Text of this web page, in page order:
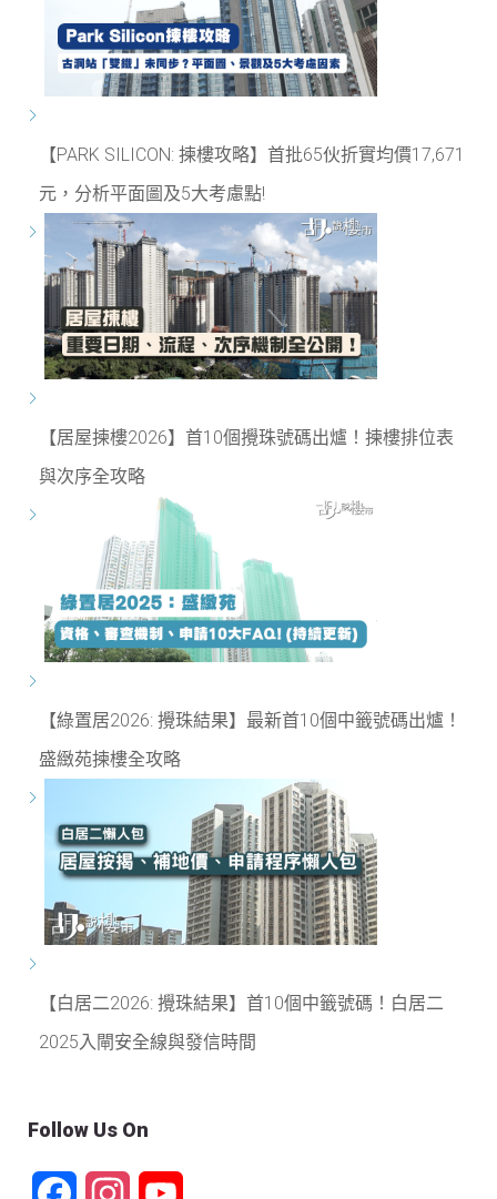
【PARK SILICON: 揀樓攻略】首批65伙折實均價17,671
元，分析平面圖及5大考慮點!
【居屋揀樓2026】首10個攪珠號碼出爐！揀樓排位表
與次序全攻略
【綠置居2026: 攪珠結果】最新首10個中籤號碼出爐！
盛緻苑揀樓全攻略
【白居二2026: 攪珠結果】首10個中籤號碼！白居二
2025入閘安全線與發信時間
Follow Us On
FacebookInstagram